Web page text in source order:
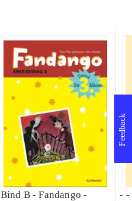
Bind B -Fandango -
- -
Feedback